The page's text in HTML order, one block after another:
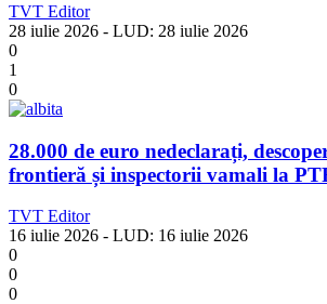
TVT Editor
28 iulie 2026 - LUD: 28 iulie 2026
0
1
0
28.000 de euro nedeclarați,
frontieră și inspectorii vamali la
TVT Editor
16 iulie 2026 - LUD: 16 iulie 2026
0
0
0